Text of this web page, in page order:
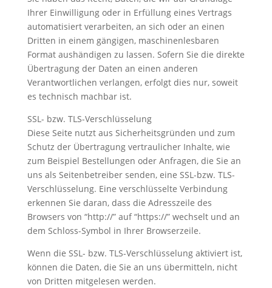
Ihrer Einwilligung oder in Erfüllung eines Vertrags
automatisiert verarbeiten, an sich oder an einen
Dritten in einem gängigen, maschinenlesbaren
Format aushändigen zu lassen. Sofern Sie die direkte
Übertragung der Daten an einen anderen
Verantwortlichen verlangen, erfolgt dies nur, soweit
es technisch machbar ist.
SSL- bzw. TLS-Verschlüsselung
Diese Seite nutzt aus Sicherheitsgründen und zum
Schutz der Übertragung vertraulicher Inhalte, wie
zum Beispiel Bestellungen oder Anfragen, die Sie an
uns als Seitenbetreiber senden, eine SSL-bzw. TLS-
Verschlüsselung. Eine verschlüsselte Verbindung
erkennen Sie daran, dass die Adresszeile des
Browsers von “http://” auf “https://” wechselt und an
dem Schloss-Symbol in Ihrer Browserzeile.
Wenn die SSL- bzw. TLS-Verschlüsselung aktiviert ist,
können die Daten, die Sie an uns übermitteln, nicht
von Dritten mitgelesen werden.